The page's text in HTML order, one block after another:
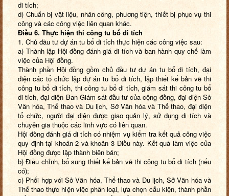
di tích;
d) Chuẩn bị vật liệu, nhân công, phương tiện, thiết bị phục vụ thi
công và các công việc liên quan khác.
Điều 6. Thực hiện thi công tu bổ di tích
1. Chủ đầu tư dự án tu bổ di tích thực hiện các công việc sau:
a) Thành lập Hội đồng đánh giá di tích và ban hành quy chế làm
việc của Hội đồng.
Thành phần Hội đồng gồm chủ đầu tư dự án tu bổ di tích, đại
diện các tổ chức lập dự án tu bổ di tích, lập thiết kế bản vẽ thi
công tu bổ di tích, thi công tu bổ di tích, giám sát thi công tu bổ
di tích, đại diện Ban Giám sát đầu tư của cộng đồng, đại diện Sở
Văn hóa, Thể thao và Du lịch, Sở Văn hóa và Thể thao, đại diện
tổ chức, người đại diện được giao quản lý, sử dụng di tích và
chuyên gia thuộc các lĩnh vực có liên quan.
Hội đồng đánh giá di tích có nhiệm vụ kiểm tra kết quả công việc
quy định tại khoản 2 và khoản 3 Điều này. Kết quả làm việc của
Hội đồng được lập thành biên bản;
b) Điều chỉnh, bổ sung thiết kế bản vẽ thi công tu bổ di tích (nếu
có);
c) Phối hợp với Sở Văn hóa, Thể thao và Du lịch, Sở Văn hóa và
Thể thao thực hiện việc phân loại, lựa chọn cấu kiện, thành phần